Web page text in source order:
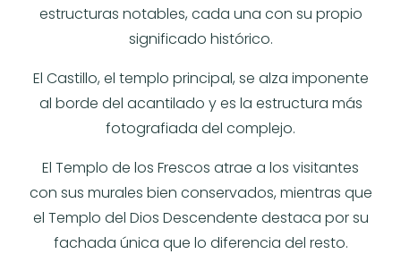
estructuras notables, cada una con su propio
significado histórico.
El Castillo, el templo principal, se alza imponente
al borde del acantilado y es la estructura más
fotografiada del complejo.
El Templo de los Frescos atrae a los visitantes
con sus murales bien conservados, mientras que
el Templo del Dios Descendente destaca por su
fachada única que lo diferencia del resto.